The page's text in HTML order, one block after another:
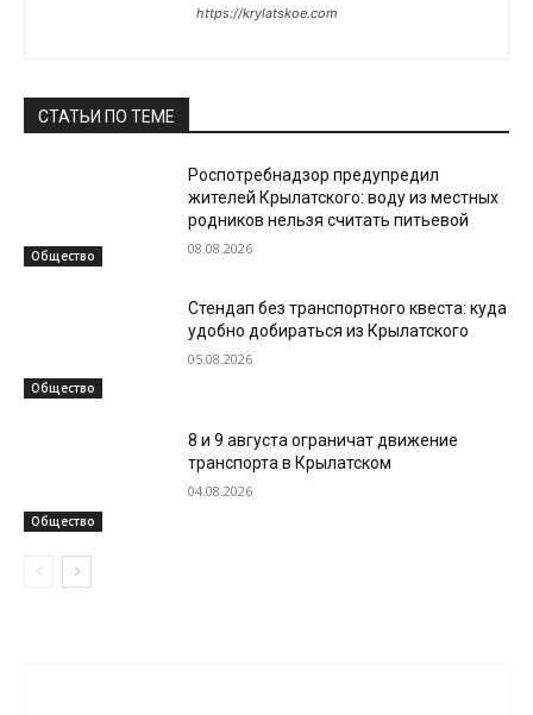
https://krylatskoe.com
СТАТЬИ ПО ТЕМЕ
Общество
Роспотребнадзор предупредил
жителей Крылатского: воду из местных
родников нельзя считать питьевой
08.08.2026
Общество
Стендап без транспортного квеста: куда
удобно добираться из Крылатского
05.08.2026
Общество
8 и 9 августа ограничат движение
транспорта в Крылатском
04.08.2026